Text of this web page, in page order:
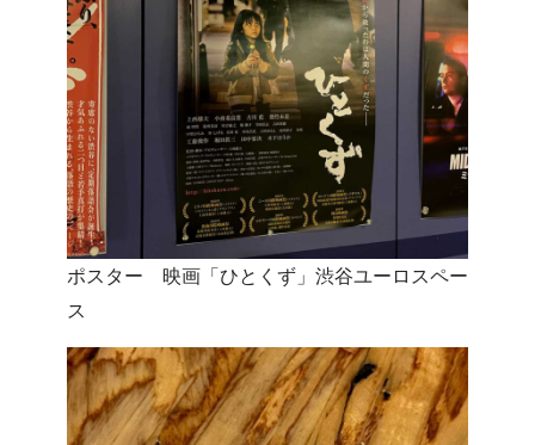
ポスター 映画「ひとくず」渋谷ユーロスペー
ス